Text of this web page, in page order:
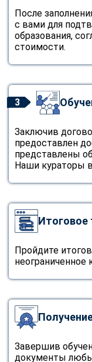
После
с вами для
образования,
стоимости.
3
Заключив
предоставлен
представлены
Наши кураторы
Итоговое
Пройдите
неограниченное
Завершив
документы